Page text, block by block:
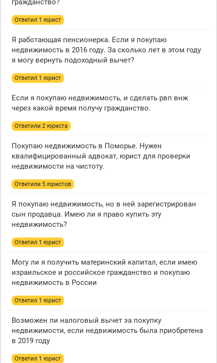
гражданство?
Ответил 1 юрист
Я работающая пенсионерка. Если я покупаю
недвижимость в 2016 году. За сколько лет в этом году
я могу вернуть подоходный вычет?
Ответил 1 юрист
Если я покупаю недвижимость, и сделать рвп внж
через какой время получу гражданство.
Ответили 2 юристa
Покупаю недвижимость в Поморье. Нужен
квалифицированный адвокат, юрист для проверки
недвижимости на чистоту.
Ответили 5 юристов
Я покупаю недвижимость, но в ней зарегистрирован
сын продавца. Имею ли я право купить эту
недвижимость?
Ответил 1 юрист
Могу ли я получить материнский капитал, если имею
израильское и российское гражданство и покупаю
недвижимость в России
Ответил 1 юрист
Возможен ли налоговый вычет за покупку
недвижимости, если недвижимость была приобретена
в 2019 году
Ответил 1 юрист